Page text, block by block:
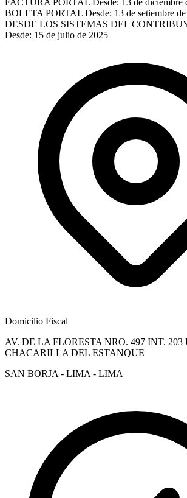
BOLETA PORTAL Desde: 13 de setiembre
DESDE LOS SISTEMAS DEL
Desde: 15 de julio de 2025
Domicilio Fiscal
AV. DE LA FLORESTA NRO. 497 INT. 203
CHACARILLA DEL ESTANQUE
SAN BORJA - LIMA - LIMA